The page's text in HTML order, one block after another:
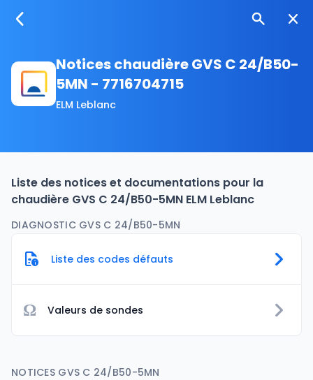
Notices chaudière GVS C 24/B50-
5MN - 7716704715
ELM Leblanc
Liste des notices et documentations pour la
chaudière GVS C 24/B50-5MN ELM Leblanc
DIAGNOSTIC GVS C 24/B50-5MN
Liste des codes défauts
Ω Valeurs de sondes
NOTICES GVS C 24/B50-5MN